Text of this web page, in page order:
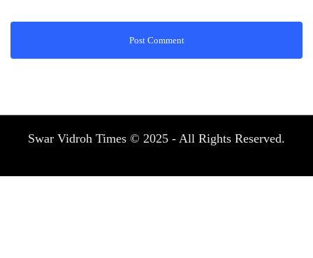
Swar Vidroh Times © 2025 - All Rights Reserved.